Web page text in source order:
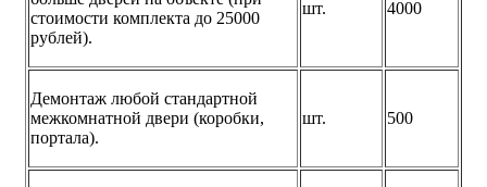
стоимости комплекта до 25000
рублей).
шт. 4000
Демонтаж любой стандартной
межкомнатной двери (коробки,
портала).
шт. 500